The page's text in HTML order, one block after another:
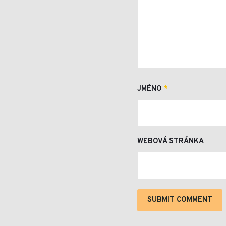
JMÉNO *
WEBOVÁ STRÁNKA